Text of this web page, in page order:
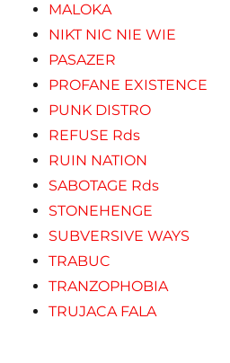
MALOKA
NIKT NIC NIE WIE
PASAZER
PROFANE EXISTENCE
PUNK DISTRO
REFUSE Rds
RUIN NATION
SABOTAGE Rds
STONEHENGE
SUBVERSIVE WAYS
TRABUC
TRANZOPHOBIA
TRUJACA FALA